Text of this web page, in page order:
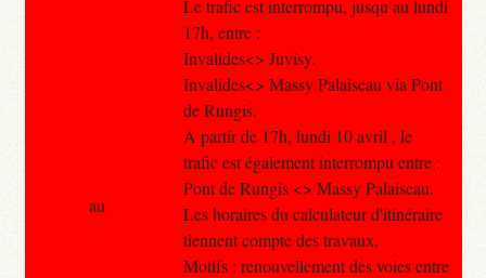
Le trafic est interrompu, jusqu’au lundi
17h, entre :
Invalides<> Juvisy.
Invalides<> Massy Palaiseau via Pont
de Rungis.
A partir de 17h, lundi 10 avril , le
trafic est également interrompu entre :
Pont de Rungis <> Massy Palaiseau.
Les horaires du calculateur d'itinéraire
tiennent compte des travaux.
Motifs : renouvellement des voies entre
au